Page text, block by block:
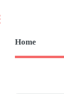
Home